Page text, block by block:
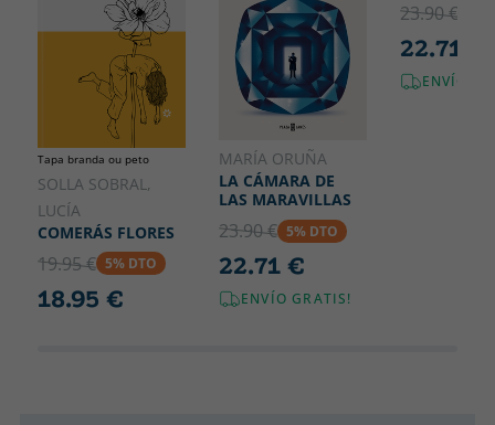
Tapa branda ou peto
SOLLA SOBRAL,
LUCÍA
COMERÁS FLORES
19.95 € 5% DTO
18.95 €
MARÍA ORUÑA
LA CÁMARA DE
LAS MARAVILLAS
23.90 € 5% DTO
22.71 €
ENVÍO GRATIS!
23.90 €
22.71 €
ENVÍO